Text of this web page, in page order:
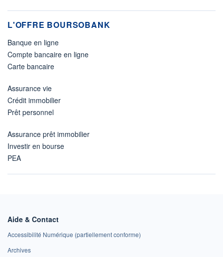
L'OFFRE BOURSOBANK
Banque en ligne
Compte bancaire en ligne
Carte bancaire
Assurance vie
Crédit immobilier
Prêt personnel
Assurance prêt immobilier
Investir en bourse
PEA
Aide & Contact
Accessibilité Numérique (partiellement conforme)
Archives